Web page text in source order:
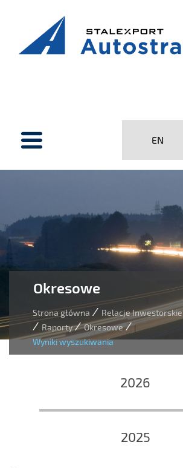
Stalexport
Autostrady
SA
EN
Okresowe
Strona główna / Relacje Inwestorskie
/ Raporty/ Okresowe/
Wyniki wyszukiwania
2026
2025